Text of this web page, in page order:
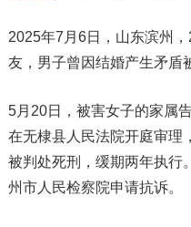
2025年7月6日，山东滨州
友，男子曾因结婚产生矛盾
5月20日，被害女子的家属
在无棣县人民法院开庭审理
被判处死刑，缓期两年执行
州市人民检察院申请抗诉。